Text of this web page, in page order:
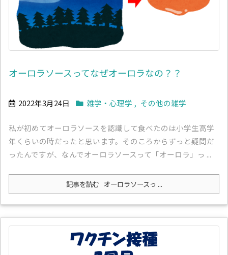
オーロラソースってなぜオーロラなの？？
2022年3月24日 雑学・心理学 , その他の雑学
私が初めてオーロラソースを認識して食べたのは小学生高学
年くらいの時だったと思います。そのころからずっと疑問だ
ったんですが、なんでオーロラソースって「オーロラ」っ ...
記事を読む オーロラソースっ ...